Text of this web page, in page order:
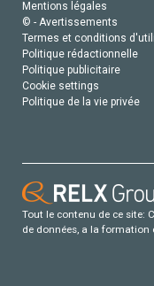
Mentions légales
© - Avertissements
Termes et conditions
Politique rédactionnelle
Politique publicitaire
Cookie settings
Politique de la vie privée
Tout le contenu de ce site:
de données, a la